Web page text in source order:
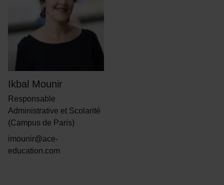
Ikbal Mounir
Responsable
Administrative et Scolarité
(Campus de Paris)
imounir@ace-
education.com